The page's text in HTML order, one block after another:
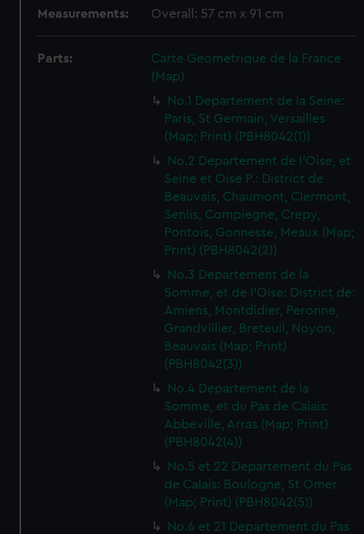
Measurements: Overall: 57 cm x 91 cm
Parts:
Carte Geometrique de la France
(Map)
No.1 Departement de la Seine:
Paris, St Germain, Versailles
(Map; Print) (PBH8042(1))
No.2 Departement de l'Oise, et
Seine et Oise P.: District de
Beauvais, Chaumont, Clermont,
Senlis, Compiegne, Crepy,
Pontois, Gonnesse, Meaux (Map;
Print) (PBH8042(2))
No.3 Departement de la
Somme, et de l'Oise: District de:
Amiens, Montdidier, Peronne,
Grandvillier, Breteuil, Noyon,
Beauvais (Map; Print)
(PBH8042(3))
No.4 Departement de la
Somme, et du Pas de Calais:
Abbeville, Arras (Map; Print)
(PBH8042(4))
No.5 et 22 Departement du Pas
de Calais: Boulogne, St Omer
(Map; Print) (PBH8042(5))
No.6 et 21 Departement du Pas